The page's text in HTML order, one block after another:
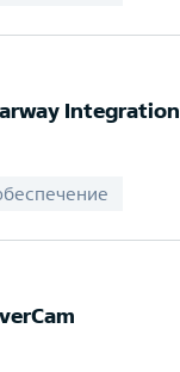
Integration